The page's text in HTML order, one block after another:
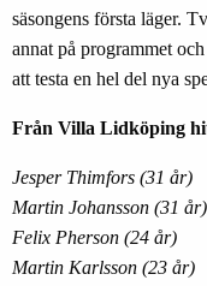
säsongens första läger.
annat på programmet
att testa en hel del nya
Från Villa Lidköping
Jesper Thimfors (31 år)
Martin Johansson (31 år)
Felix Pherson (24 år)
Martin Karlsson (23 år)